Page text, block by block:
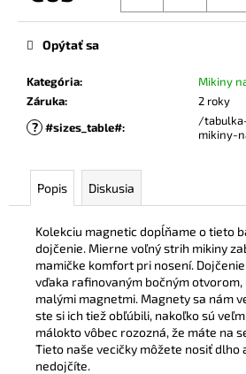
Kategória:
Mikiny
Záruka: 2 roky
? #sizes_table#:
/
mikiny-
Opýtať sa
Popis Diskusia
Kolekciu magnetic dopĺňame o tieto
dojčenie. Mierne voľný strih mikiny
mamičke komfort pri nosení.
vďaka rafinovaným bočným
malými magnetmi. Magnety sa nám
ste si ich tiež obľúbili, nakoľko sú
málokto vôbec rozozná, že máte na
Tieto naše vecičky môžete nosiť dlho
nedojčíte.
BAMBUSOVÉ
TIELKO
DOJČENIE
€42,90